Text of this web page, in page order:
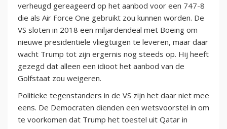
verheugd gereageerd op het aanbod voor een 747-8
die als Air Force One gebruikt zou kunnen worden. De
VS sloten in 2018 een miljardendeal met Boeing om
nieuwe presidentiële vliegtuigen te leveren, maar daar
wacht Trump tot zijn ergernis nog steeds op. Hij heeft
gezegd dat alleen een idioot het aanbod van de
Golfstaat zou weigeren.
Politieke tegenstanders in de VS zijn het daar niet mee
eens. De Democraten dienden een wetsvoorstel in om
te voorkomen dat Trump het toestel uit Qatar in